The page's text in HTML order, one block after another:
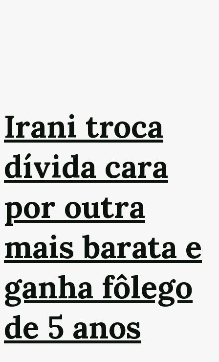
Irani troca
dívida cara
por outra
mais barata e
ganha fôlego
de 5 anos